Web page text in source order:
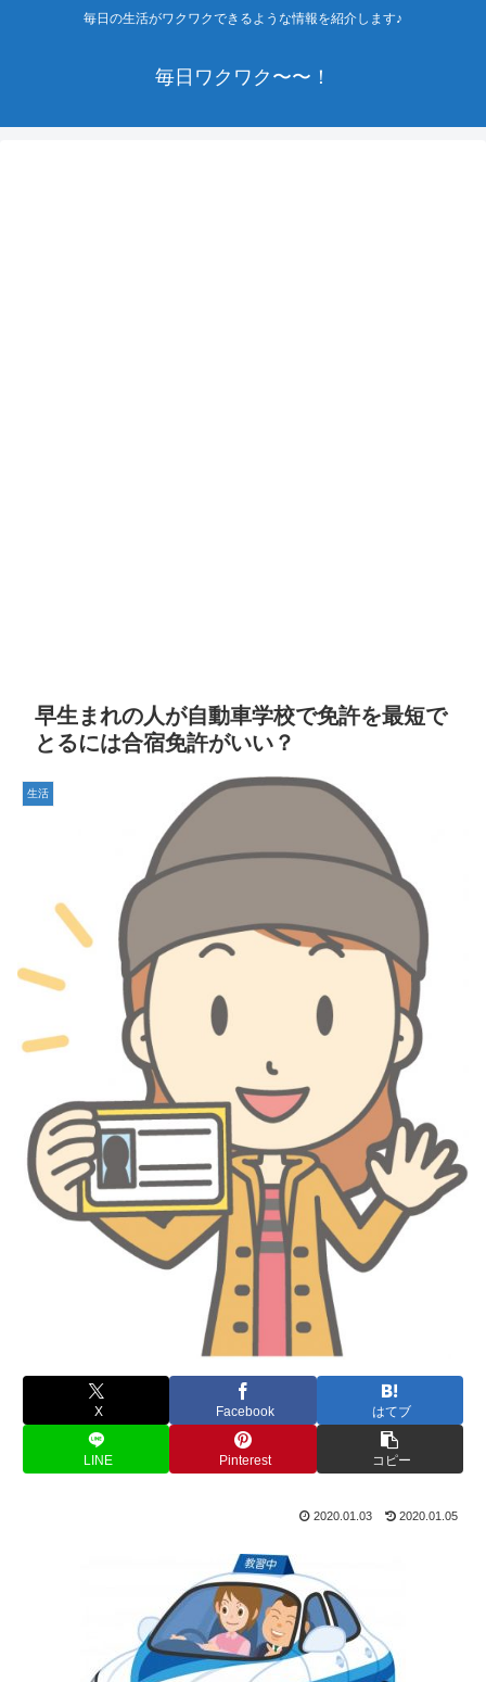
毎日の生活がワクワクできるような情報を紹介します♪
毎日ワクワク〜〜！
早生まれの人が自動車学校で免許を最短で
とるには合宿免許がいい？
生活
X Facebook はてブ
LINE Pinterest コピー
2020.01.03 2020.01.05